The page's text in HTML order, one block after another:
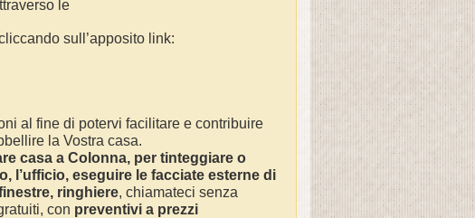
le
sull’apposito link:
al fine di potervi facilitare e contribuire
la Vostra casa.
casa a Colonna, per tinteggiare o
l’ufficio, eseguire le facciate esterne di
ringhiere, chiamateci senza
con preventivi a prezzi